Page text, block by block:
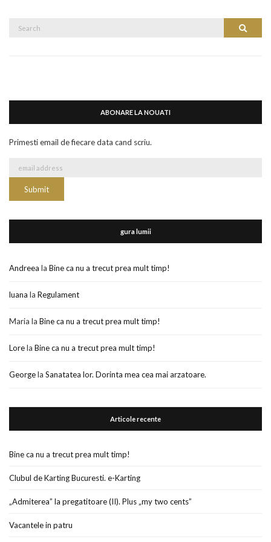
Search
ABONARE LA NOUATI
Primesti email de fiecare data cand scriu.
gura lumii
Andreea la Bine ca nu a trecut prea mult timp!
luana la Regulament
Maria la Bine ca nu a trecut prea mult timp!
Lorela Bine ca nu a trecut prea mult timp!
Georgela Sanatatea lor. Dorinta mea cea mai arzatoare.
Articole recente
Bine ca nu a trecut prea mult timp!
Clubul de Karting Bucuresti. e-Karting
„Admiterea” la pregatitoare (II). Plus „my two cents”
Vacantele in patru